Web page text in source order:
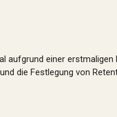
aufgrund einer erstmaligen
die Festlegung von